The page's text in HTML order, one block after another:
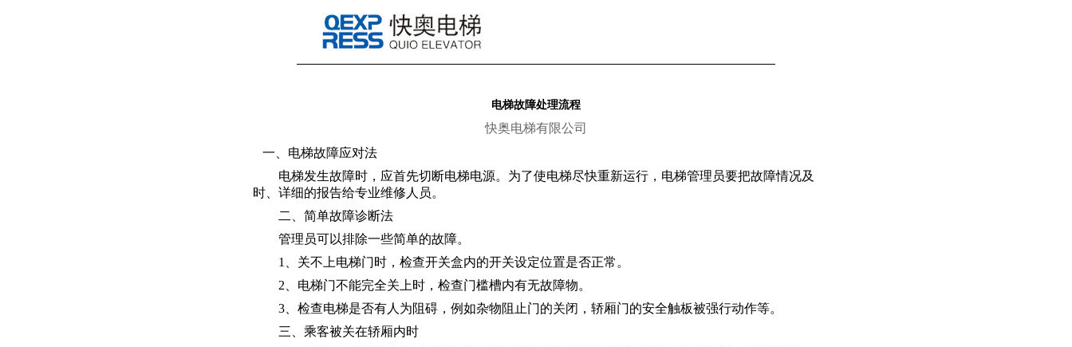
电梯故障处理流程
快奥电梯有限公司
一、电梯故障应对法
电梯发生故障时，应首先切断电梯电源。为了使电梯尽快重新运行，电梯管理员要把故障情况及
时、详细的报告给专业维修人员。
二、简单故障诊断法
管理员可以排除一些简单的故障。
1、关不上电梯门时，检查开关盒内的开关设定位置是否正常。
2、电梯门不能完全关上时，检查门槛槽内有无故障物。
3、检查电梯是否有人为阻碍，例如杂物阻止门的关闭，轿厢门的安全触板被强行动作等。
三、乘客被关在轿厢内时